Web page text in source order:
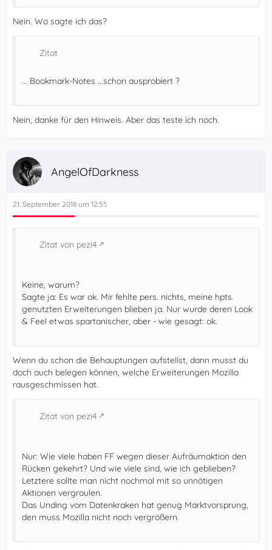
Nein. Wo sagte ich das?
Zitat
... Bookmark-Notes ...schon ausprobiert ?
Nein, danke für den Hinweis. Aber das teste ich noch.
AngelOfDarkness
21. September 2018 um 12:55
Zitat von pezi4
Keine, warum?
Sagte ja: Es war ok. Mir fehlte pers. nichts, meine hpts.
genutzten Erweiterungen blieben ja. Nur wurde deren Look
& Feel etwas spartanischer, aber - wie gesagt: ok.
Wenn du schon die Behauptungen aufstellst, dann musst du
doch auch belegen können, welche Erweiterungen Mozilla
rausgeschmissen hat.
Zitat von pezi4
Nur: Wie viele haben FF wegen dieser Aufräumaktion den
Rücken gekehrt? Und wie viele sind, wie ich geblieben?
Letztere sollte man nicht nochmal mit so unnötigen
Aktionen vergraulen.
Das Unding vom Datenkraken hat genug Marktvorsprung,
den muss Mozilla nicht noch vergrößern.